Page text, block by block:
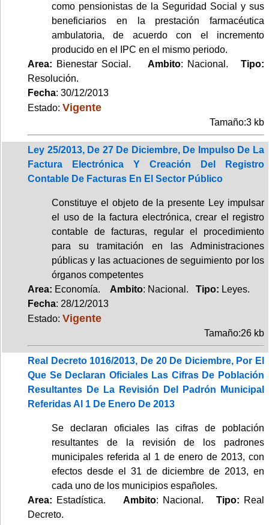
como pensionistas de la Seguridad Social y sus
beneficiarios en la prestación farmacéutica
ambulatoria, de acuerdo con el incremento
producido en el IPC en el mismo periodo.
Area: Bienestar Social. Ambito: Nacional. Tipo:
Resolución.
Fecha: 30/12/2013
Estado: Vigente
Tamaño:3 kb
Ley 25/2013, De 27 De Diciembre, De Impulso De La
Factura Electrónica Y Creación Del Registro
Contable De Facturas En El Sector Público
Constituye el objeto de la presente Ley impulsar
el uso de la factura electrónica, crear el registro
contable de facturas, regular el procedimiento
para su tramitación en las Administraciones
públicas y las actuaciones de seguimiento por los
órganos competentes
Area: Economía. Ambito: Nacional. Tipo: Leyes.
Fecha: 28/12/2013
Estado: Vigente
Tamaño:26 kb
Real Decreto 1016/2013, De 20 De Diciembre, Por El
Que Se Declaran Oficiales Las Cifras De Población
Resultantes De La Revisión Del Padrón Municipal
Referidas Al 1 De Enero De 2013
Se declaran oficiales las cifras de población
resultantes de la revisión de los padrones
municipales referida al 1 de enero de 2013, con
efectos desde el 31 de diciembre de 2013, en
cada uno de los municipios españoles.
Area: Estadística. Ambito: Nacional. Tipo: Real
Decreto.